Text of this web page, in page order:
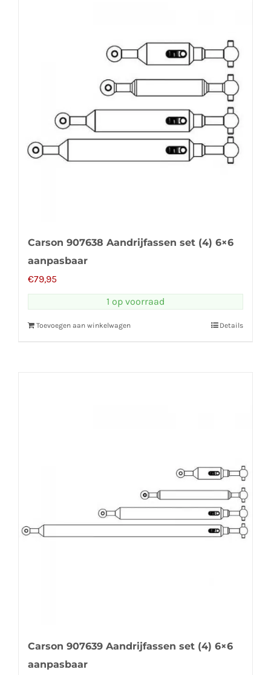
Carson 907638 Aandrijfassen set (4) 6×6
aanpasbaar
€79,95
1 op voorraad
Toevoegen aan winkelwagen Details
Carson 907639 Aandrijfassen set (4) 6×6
aanpasbaar